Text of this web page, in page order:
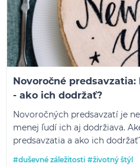
Novoročné
- ako ich dodržať?
Novoročných predsavzatí je
menej ľudí ich aj dodržiava.
predsavzatia a ako ich
#duševné záležitosti #životný štýl